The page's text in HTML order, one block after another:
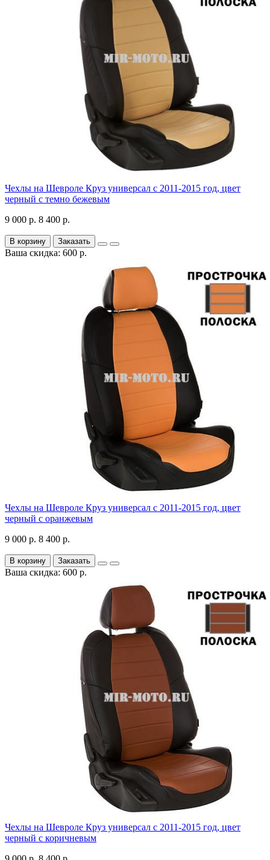
Чехлы на Шевроле Круз универсал с 2011-2015 год, цвет
черный с темно бежевым
9 000 р. 8 400 р.
В корзину Заказать
Ваша скидка: 600 р.
Чехлы на Шевроле Круз универсал с 2011-2015 год, цвет
черный с оранжевым
9 000 р. 8 400 р.
В корзину Заказать
Ваша скидка: 600 р.
Чехлы на Шевроле Круз универсал с 2011-2015 год, цвет
черный с коричневым